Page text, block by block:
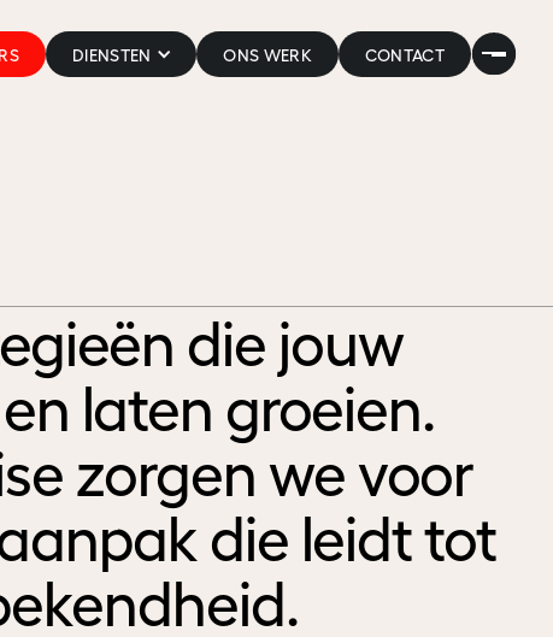
DIENSTEN ONS WERK CONTACT
die jouw
laten groeien.
zorgen we voor
die leidt tot